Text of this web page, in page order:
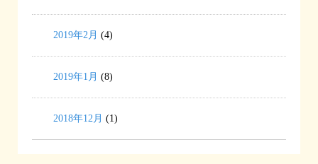
2019年2月 (4)
2019年1月 (8)
2018年12月 (1)